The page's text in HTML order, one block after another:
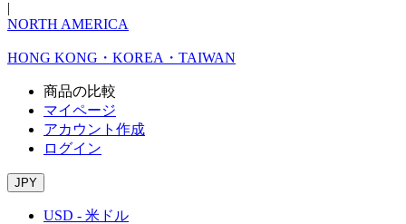
|
NORTH AMERICA
HONG KONG・KOREA・TAIWAN
商品の比較
マイページ
アカウント作成
ログイン
JPY
USD - 米ドル